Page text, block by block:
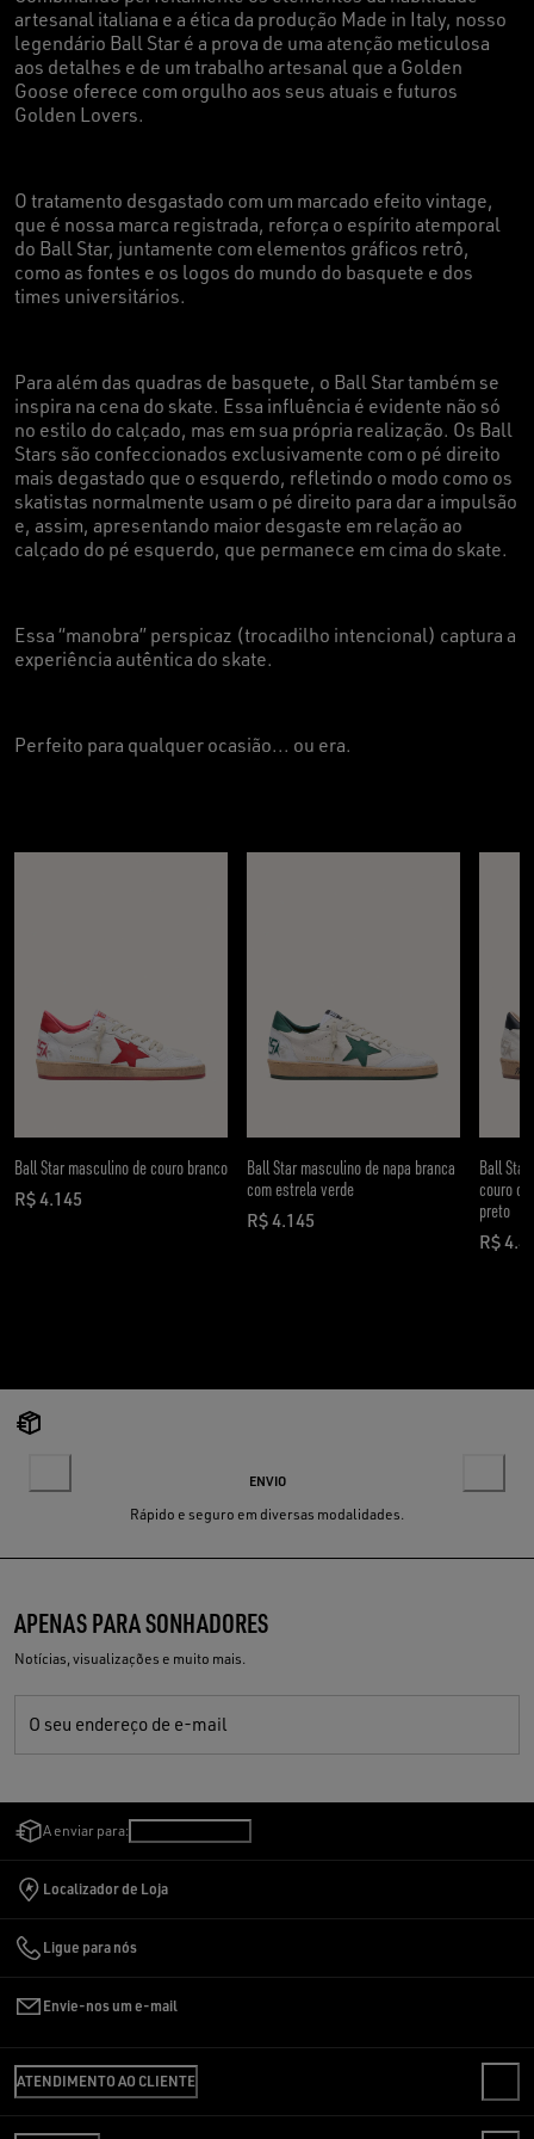
artesanal italiana e a ética da produção Made in Italy, nosso
legendário Ball Star é a prova de uma atenção meticulosa
aos detalhes e de um trabalho artesanal que a Golden
Goose oferece com orgulho aos seus atuais e futuros
Golden Lovers.
O tratamento desgastado com um marcado efeito vintage,
que é nossa marca registrada, reforça o espírito atemporal
do Ball Star, juntamente com elementos gráficos retrô,
como as fontes e os logos do mundo do basquete e dos
times universitários.
Para além das quadras de basquete, o Ball Star também se
inspira na cena do skate. Essa influência é evidente não só
no estilo do calçado, mas em sua própria realização. Os Ball
Stars são confeccionados exclusivamente com o pé direito
mais degastado que o esquerdo, refletindo o modo como os
skatistas normalmente usam o pé direito para dar a impulsão
e, assim, apresentando maior desgaste em relação ao
calçado do pé esquerdo, que permanece em cima do skate.
Essa “manobra” perspicaz (trocadilho intencional) captura a
experiência autêntica do skate.
Perfeito para qualquer ocasião... ou era.
Ball Star masculino de couro branco
R$ 4.145
preço atual R$ 4.145
Ball Star masculino de napa branca
com estrela verde
R$ 4.145
preço atual R$ 4.145
Ball
couro
preto
R$
ENVIO
Rápido e seguro em diversas modalidades.
APENAS PARA SONHADORES
Notícias, visualizações e muito mais.
O seu endereço de e-mail
A enviar para:
Localizador de Loja
Ligue para nós
Envie-nos um e-mail
ATENDIMENTO AO CLIENTE